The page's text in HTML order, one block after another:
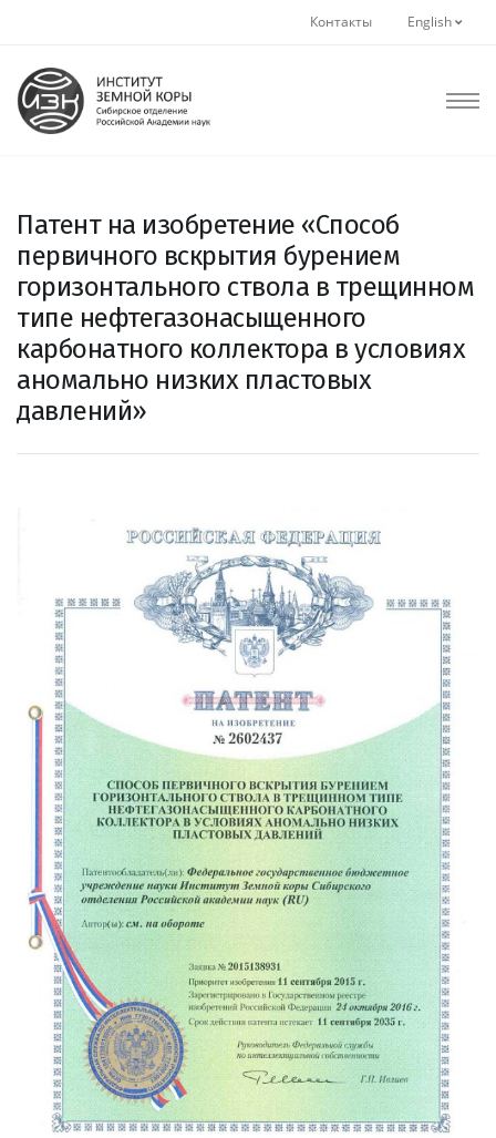
Контакты English
Патент на изобретение «Способ
первичного вскрытия бурением
горизонтального ствола в трещинном
типе нефтегазонасыщенного
карбонатного коллектора в условиях
аномально низких пластовых
давлений»